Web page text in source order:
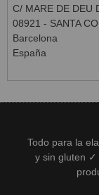
C/ MARE DE DEU
08921 - SANTA
Barcelona
España
Todo para la
y sin gluten ✓